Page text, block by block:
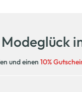
Modeglück
und einen 10%